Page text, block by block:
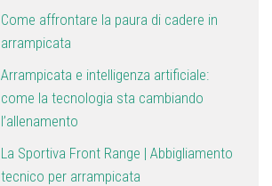
Come affrontare la paura di cadere in
arrampicata
Arrampicata e intelligenza artificiale:
come la tecnologia sta cambiando
l’allenamento
La Sportiva Front Range | Abbigliamento
tecnico per arrampicata